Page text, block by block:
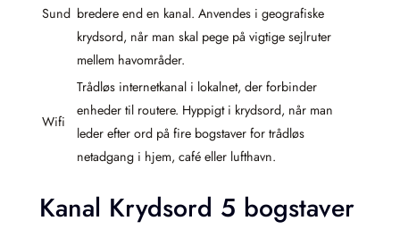
Sund bredere end en kanal. Anvendes i geografiske
krydsord, når man skal pege på vigtige sejlruter
mellem havområder.
Wifi
Trådløs internetkanal i lokalnet, der forbinder
enheder til routere. Hyppigt i krydsord, når man
leder efter ord på fire bogstaver for trådløs
netadgang i hjem, café eller lufthavn.
Kanal Krydsord 5 bogstaver